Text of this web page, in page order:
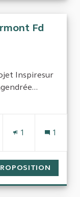
Fd
Inspiresur
Auvergne Rhône-
1 1